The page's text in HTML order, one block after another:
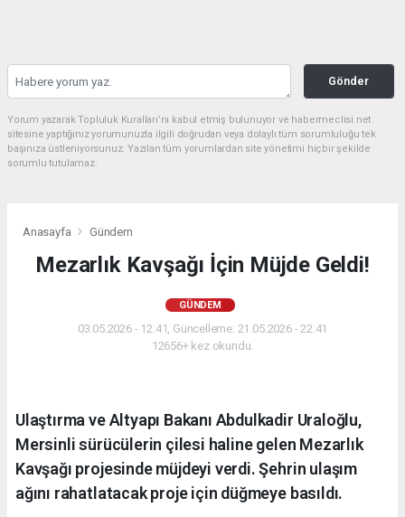
Gönder
Yorum yazarak Topluluk Kuralları’nı kabul etmiş bulunuyor ve habermeclisi.net
sitesine yaptığınız yorumunuzla ilgili doğrudan veya dolaylı tüm sorumluluğu tek
başınıza üstleniyorsunuz. Yazılan tüm yorumlardan site yönetimi hiçbir şekilde
sorumlu tutulamaz.
Anasayfa Gündem
Mezarlık Kavşağı İçin Müjde Geldi!
GÜNDEM
03.05.2026 - 12:41, Güncelleme: 21.05.2026 - 22:41
12656+ kez okundu.
Ulaştırma ve Altyapı Bakanı Abdulkadir Uraloğlu,
Mersinli sürücülerin çilesi haline gelen Mezarlık
Kavşağı projesinde müjdeyi verdi. Şehrin ulaşım
ağını rahatlatacak proje için düğmeye basıldı.